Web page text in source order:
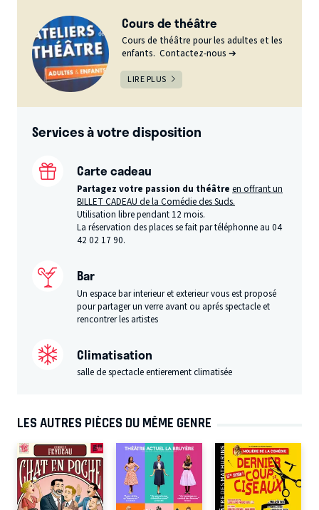
Cours de théâtre
Cours de théâtre pour les adultes et les
enfants. Contactez-nous ➔
LIRE PLUS
Services à votre disposition
Carte cadeau
Partagez votre passion du théâtre en offrant un
BILLET CADEAU de la Comédie des Suds.
Utilisation libre pendant 12 mois.
La réservation des places se fait par téléphonne au 04
42 02 17 90.
Bar
Un espace bar interieur et exterieur vous est proposé
pour partager un verre avant ou aprés spectacle et
rencontrer les artistes
Climatisation
salle de spectacle entierement climatisée
LES AUTRES PIÈCES DU MÊME GENRE